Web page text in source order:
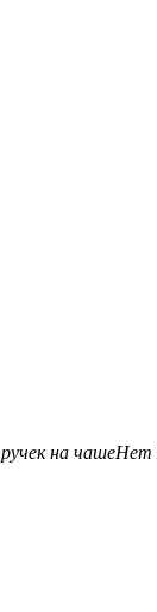
на чашеНет